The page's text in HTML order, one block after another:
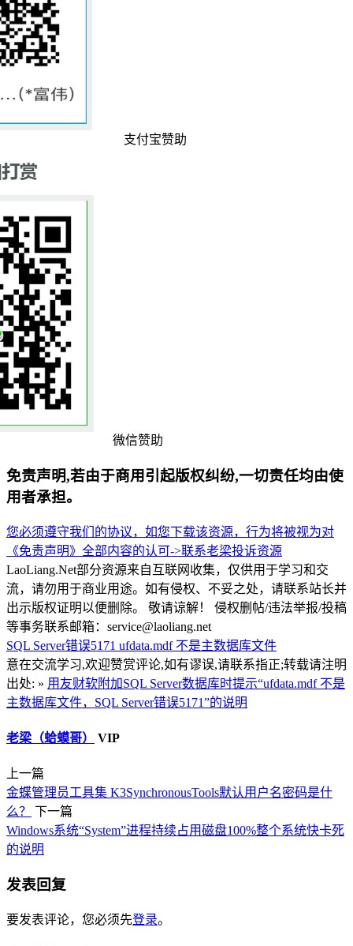
支付宝赞助
微信赞助
免责声明,若由于商用引起版权纠纷,一切责任均由使
用者承担。
您必须遵守我们的协议，如您下载该资源，行为将被视为对
《免责声明》全部内容的认可->联系老梁投诉资源
LaoLiang.Net部分资源来自互联网收集，仅供用于学习和交
流，请勿用于商业用途。如有侵权、不妥之处，请联系站长并
出示版权证明以便删除。 敬请谅解！ 侵权删帖/违法举报/投稿
等事务联系邮箱：service@laoliang.net
SQL Server错误5171 ufdata.mdf 不是主数据库文件
意在交流学习,欢迎赞赏评论,如有谬误,请联系指正;转载请注明
出处: » 用友财软附加SQL Server数据库时提示“ufdata.mdf 不是
主数据库文件，SQL Server错误5171”的说明
老梁（蛤蟆哥） VIP
上一篇
金蝶管理员工具集 K3SynchronousTools默认用户名密码是什
么？
下一篇
Windows系统“System”进程持续占用磁盘100%整个系统快卡死
的说明
发表回复
要发表评论，您必须先登录。